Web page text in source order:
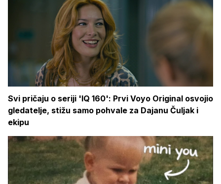
Svi pričaju o seriji 'IQ 160': Prvi Voyo Original osvojio
gledatelje, stižu samo pohvale za Dajanu Čuljak i
ekipu